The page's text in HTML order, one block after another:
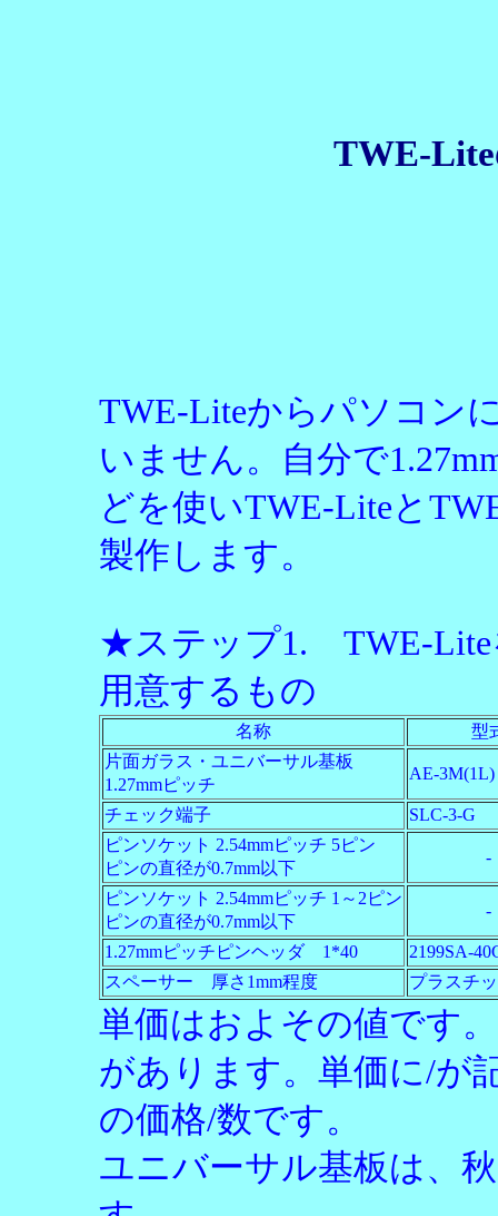
TWE-
TWE-Liteからパソコン
いません。自分で
どを使いTWE-Liteと
製作します。
★ステップ1. TWE-Lite
用意するもの
名称
型
片面ガラス・ユニバーサル基板
1.27mmピッチ
AE-3M(1L)
チェック端子
SLC-3-G
ピンソケット 2.54mmピッチ 5ピン
ピンの直径が0.7mm以下
-
ピンソケット 2.54mmピッチ 1～2ピン
ピンの直径が0.7mm以下
-
1.27mmピッチピンヘッダ 1*40
2199SA-
スペーサー 厚さ1mm程度
プラスチ
単価はおよその値です
があります。単価に/が
の価格/数です。
ユニバーサル基板は、